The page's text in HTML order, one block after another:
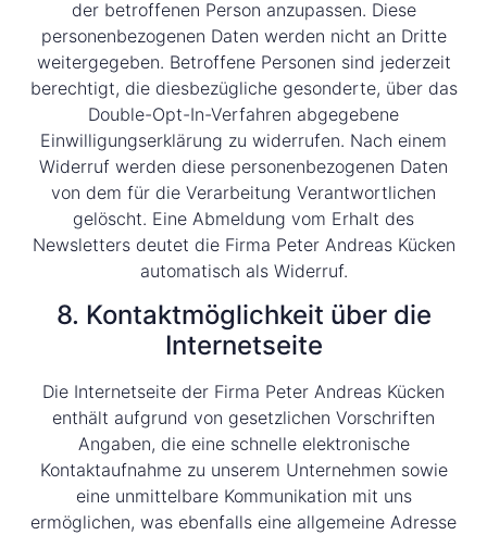
der betroffenen Person anzupassen. Diese
personenbezogenen Daten werden nicht an Dritte
weitergegeben. Betroffene Personen sind jederzeit
berechtigt, die diesbezügliche gesonderte, über das
Double-Opt-In-Verfahren abgegebene
Einwilligungserklärung zu widerrufen. Nach einem
Widerruf werden diese personenbezogenen Daten
von dem für die Verarbeitung Verantwortlichen
gelöscht. Eine Abmeldung vom Erhalt des
Newsletters deutet die Firma Peter Andreas Kücken
automatisch als Widerruf.
8. Kontaktmöglichkeit über die
Internetseite
Die Internetseite der Firma Peter Andreas Kücken
enthält aufgrund von gesetzlichen Vorschriften
Angaben, die eine schnelle elektronische
Kontaktaufnahme zu unserem Unternehmen sowie
eine unmittelbare Kommunikation mit uns
ermöglichen, was ebenfalls eine allgemeine Adresse